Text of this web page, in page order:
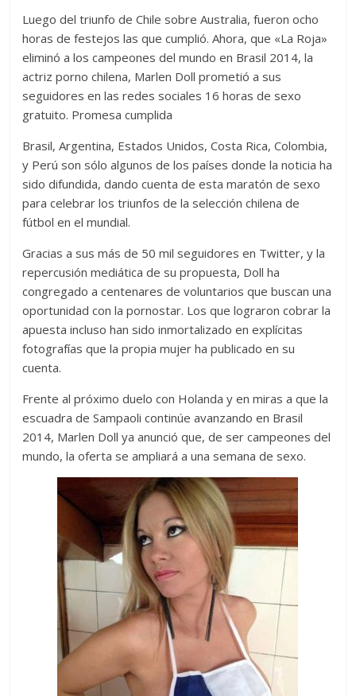
Luego del triunfo de Chile sobre Australia, fueron ocho
horas de festejos las que cumplió. Ahora, que «La Roja»
eliminó a los campeones del mundo en Brasil 2014, la
actriz porno chilena, Marlen Doll prometió a sus
seguidores en las redes sociales 16 horas de sexo
gratuito. Promesa cumplida
Brasil, Argentina, Estados Unidos, Costa Rica, Colombia,
y Perú son sólo algunos de los países donde la noticia ha
sido difundida, dando cuenta de esta maratón de sexo
para celebrar los triunfos de la selección chilena de
fútbol en el mundial.
Gracias a sus más de 50 mil seguidores en Twitter, y la
repercusión mediática de su propuesta, Doll ha
congregado a centenares de voluntarios que buscan una
oportunidad con la pornostar. Los que lograron cobrar la
apuesta incluso han sido inmortalizado en explícitas
fotografías que la propia mujer ha publicado en su
cuenta.
Frente al próximo duelo con Holanda y en miras a que la
escuadra de Sampaoli continúe avanzando en Brasil
2014, Marlen Doll ya anunció que, de ser campeones del
mundo, la oferta se ampliará a una semana de sexo.